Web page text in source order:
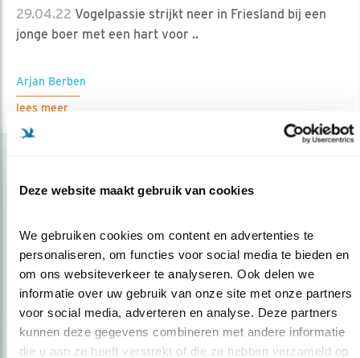
Deze website maakt gebruik van cookies
We gebruiken cookies om content en advertenties te
personaliseren, om functies voor social media te bieden en
om ons websiteverkeer te analyseren. Ook delen we
informatie over uw gebruik van onze site met onze partners
voor social media, adverteren en analyse. Deze partners
kunnen deze gegevens combineren met andere informatie
die u aan ze heeft verstrekt of die ze hebben verzameld op
29.04.22 Vogelpassie strijkt neer in Friesland bij een
jonge boer met een hart voor ..
Arjan Berben
lees meer
Op de hoogte blijven?
Meld je aan en ontvang nieuws, inspiratie, acties en tips
over vogels en activiteiten van Vogelbescherming.